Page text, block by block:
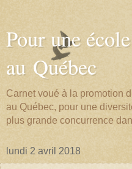
Pour une
au Québec
Carnet voué à la promotion
au Québec, pour une
plus grande concurrence
lundi 2 avril 2018